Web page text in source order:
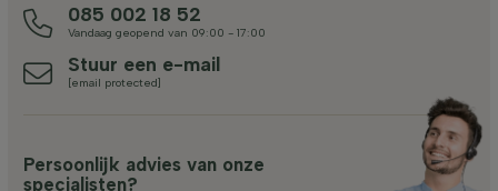
085 002 18 52
Vandaag geopend van 09:00 - 17:00
Stuur een e-mail
[email protected]
Persoonlijk advies van onze
specialisten?